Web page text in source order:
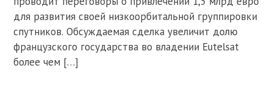
для развития своей низкоорбитальной группировки
спутников. Обсуждаемая сделка увеличит долю
французского государства во владении Eutelsat
более чем […]